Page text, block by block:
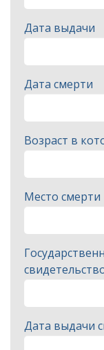
Дата выдачи
Дата смерти
Возраст в
Место смерти
Дата выдачи